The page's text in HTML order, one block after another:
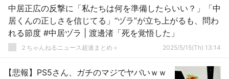
中居正広の反撃に「私たちは何を準備したらいい？」「中
居くんの正しさを信じてる」“ヅラ”が立ち上がるも、問わ
れる節度 #中居ヅラ | 渡邊渚「死を覚悟した」
２ちゃんねるニュース超速まとめ＋ 2025/5/15(Th) 13:14
【悲報】PS5さん、ガチのマジでヤバいｗｗ